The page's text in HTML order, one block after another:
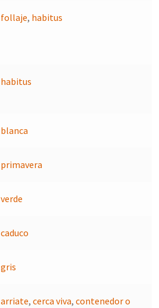
follaje, habitus
habitus
blanca
primavera
verde
caduco
gris
arriate,cerca viva,contenedor o